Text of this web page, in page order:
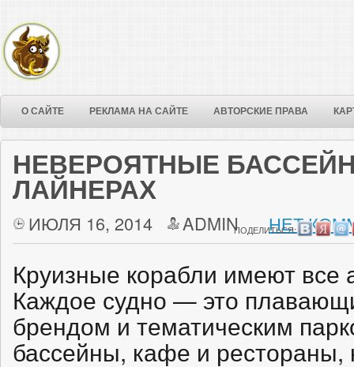
О САЙТЕ РЕКЛАМА НА САЙТЕ АВТОРСКИЕ ПРАВА
НЕВЕРОЯТНЫЕ
ЛАЙНЕРАХ
ИЮЛЯ 16, 2014 ADMIN НЕТ
ПОДЕЛИТЬСЯ:
Круизные корабли имеют все
Каждое судно — это
брендом и тематическим
бассейны, кафе и